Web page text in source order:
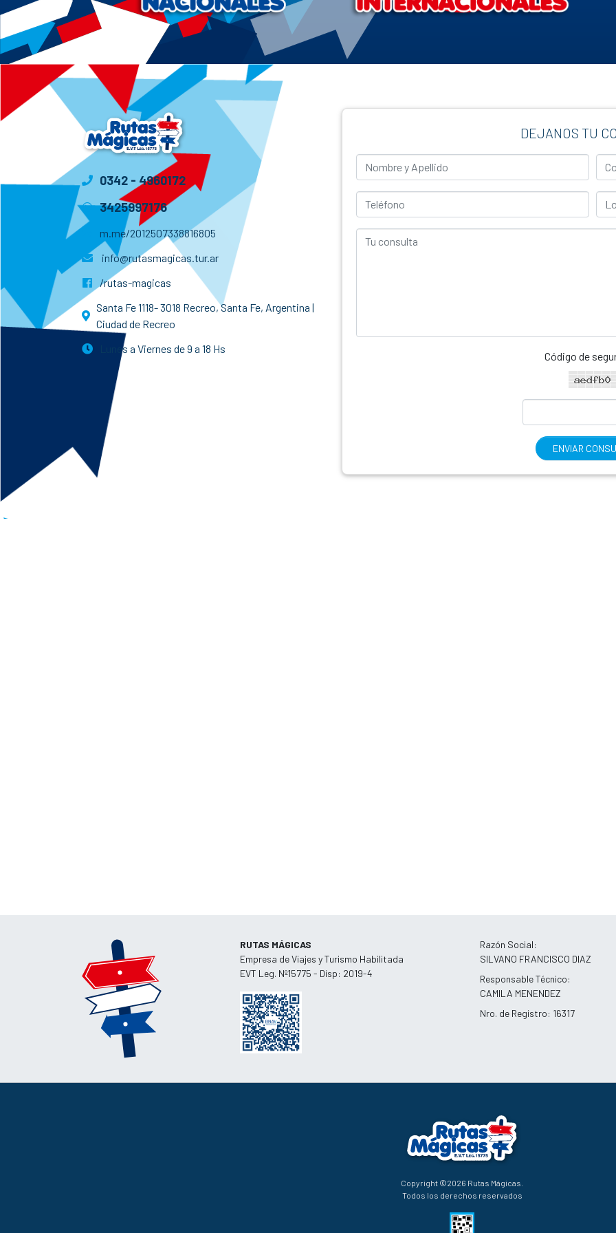
0342 - 4960172
3425997176
m.me/2012507338816805
info@rutasmagicas.tur.ar
/rutas-magicas
Santa Fe 1118- 3018 Recreo, Santa Fe, Argentina |
Ciudad de Recreo
Lunes a Viernes de 9 a 18 Hs
DEJANOS TU
Nombre y Apellido
Teléfono
Tu consulta
Código de
ENVIAR
RUTAS MÁGICAS
Empresa de Viajes y Turismo Habilitada
EVT Leg. Nº15775 - Disp: 2019-4
Razón Social:
SILVANO FRANCISCO DIAZ
Responsable Técnico:
CAMILA MENENDEZ
Nro. de Registro: 16317
Copyright ©2026 Rutas Mágicas.
Todos los derechos reservados